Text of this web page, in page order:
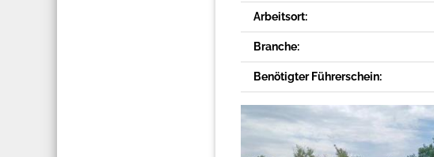
Arbeitsort:
Branche:
Benötigter Führerschein: